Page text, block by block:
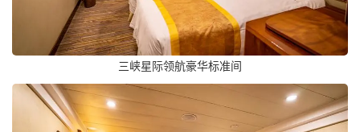
三峡星际领航豪华标准间